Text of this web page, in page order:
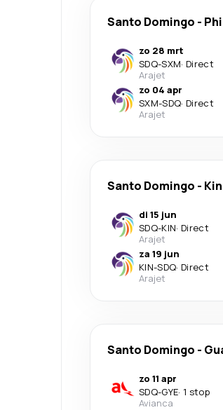
Santo Domingo -
zo 28 mrt
SDQ-SXM· Direct
Arajet
zo 04 apr
SXM-SDQ· Direct
Arajet
Santo Domingo -
di 15 jun
SDQ-KIN· Direct
Arajet
za 19 jun
KIN-SDQ· Direct
Arajet
Santo Domingo -
zo 11 apr
SDQ-GYE· 1 stop
Avianca